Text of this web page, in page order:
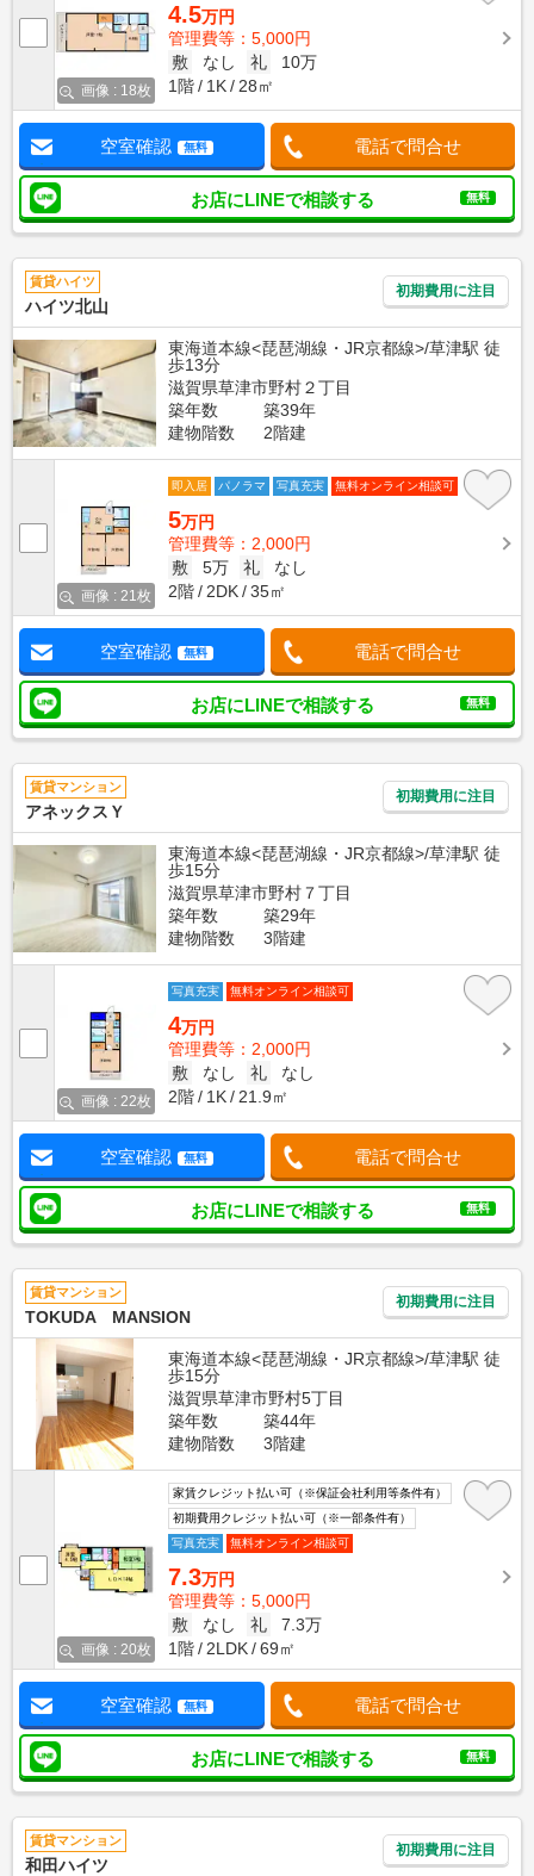
画像 : 18枚
4.5万円
管理費等：5,000円
敷
なし 礼
10万
1階
1K 28㎡
空室確認 無料 電話で問合せ
お店にLINEで相談する 無料
賃貸ハイツ
ハイツ北山
初期費用に注目
東海道本線<琵琶湖線・JR京都線>/草津駅 徒
歩13分
滋賀県草津市野村２丁目
築年数
築39年
建物階数
2階建
画像 : 21枚
即入居 パノラマ 写真充実 無料オンライン相談可
5万円
管理費等：2,000円
敷
5万 礼
なし
2階
2DK 35㎡
空室確認 無料 電話で問合せ
お店にLINEで相談する 無料
賃貸マンション
アネックスＹ
初期費用に注目
東海道本線<琵琶湖線・JR京都線>/草津駅 徒
歩15分
滋賀県草津市野村７丁目
築年数
築29年
建物階数
3階建
画像 : 22枚
写真充実 無料オンライン相談可
4万円
管理費等：2,000円
敷
なし 礼
なし
2階
1K 21.9㎡
空室確認 無料 電話で問合せ
お店にLINEで相談する 無料
賃貸マンション
TOKUDA MANSION
初期費用に注目
東海道本線<琵琶湖線・JR京都線>/草津駅 徒
歩15分
滋賀県草津市野村5丁目
築年数
築44年
建物階数
3階建
画像 : 20枚
家賃クレジット払い可（※保証会社利用等条件有）
初期費用クレジット払い可（※一部条件有）
写真充実
無料オンライン相談可
7.3万円
管理費等：5,000円
敷
なし 礼
7.3万
1階
2LDK 69㎡
空室確認 無料 電話で問合せ
お店にLINEで相談する 無料
賃貸マンション
和田ハイツ
初期費用に注目